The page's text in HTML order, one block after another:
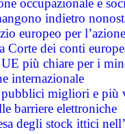
occupazionale e
indietro
europeo per
Corte dei conti
più chiare per i
internazionale
migliori e più
barriere elettroniche
degli stock ittici